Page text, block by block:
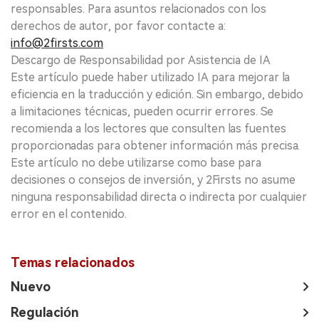
responsables. Para asuntos relacionados con los
derechos de autor, por favor contacte a:
info@2firsts.com
Descargo de Responsabilidad por Asistencia de IA
Este artículo puede haber utilizado IA para mejorar la
eficiencia en la traducción y edición. Sin embargo, debido
a limitaciones técnicas, pueden ocurrir errores. Se
recomienda a los lectores que consulten las fuentes
proporcionadas para obtener información más precisa.
Este artículo no debe utilizarse como base para
decisiones o consejos de inversión, y 2Firsts no asume
ninguna responsabilidad directa o indirecta por cualquier
error en el contenido.
Temas relacionados
Nuevo
Regulación